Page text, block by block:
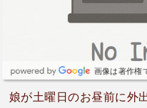
画像は著作権
娘が土曜日のお昼前に外